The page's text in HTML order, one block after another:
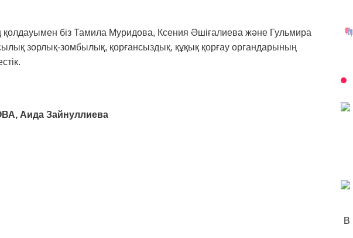
біз Тамила Муридова, Ксения Әшіғалиева және Гульмира
зорлық-зомбылық, қорғансыздық, құқық қорғау органдарының
Аида Зайнуллиева
В